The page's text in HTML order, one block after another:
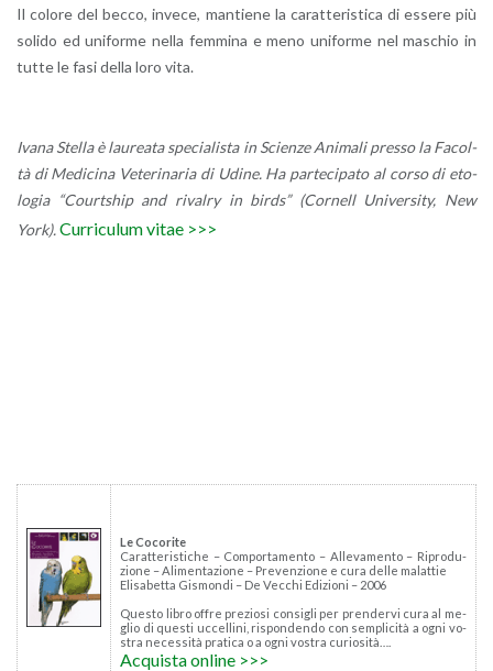
Il co­lo­re del becco, in­ve­ce, man­tie­ne la ca­rat­te­ri­sti­ca di es­se­re più
so­li­do ed uni­for­me nella fem­mi­na e meno uni­for­me nel ma­schio in
tutte le fasi della loro vita.
Ivana Stel­la è lau­rea­ta spe­cia­li­sta in Scien­ze Ani­ma­li pres­so la Fa­col­
tà di Me­di­ci­na Ve­te­ri­na­ria di Udine. Ha par­te­ci­pa­to al corso di eto­
lo­gia “Courts­hip and ri­val­ry in birds” (Cor­nell Uni­ver­si­ty, New
York).Cur­ri­cu­lum vitae >>>
Le Co­co­ri­te
Ca­rat­te­ri­sti­che – Com­por­ta­men­to – Al­le­va­men­to – Ri­pro­du­
zio­ne – Ali­men­ta­zio­ne – Pre­ven­zio­ne e cura delle ma­lat­tie
Eli­sa­bet­ta Gi­smon­di – De Vec­chi Edi­zio­ni – 2006
Que­sto libro offre pre­zio­si con­si­gli per pren­der­vi cura al me­
glio di que­sti uc­cel­li­ni, ri­spon­den­do con sem­pli­ci­tà a ogni vo­
stra ne­ces­si­tà pra­ti­ca o a ogni vo­stra cu­rio­si­tà….
Ac­qui­sta on­li­ne >>>